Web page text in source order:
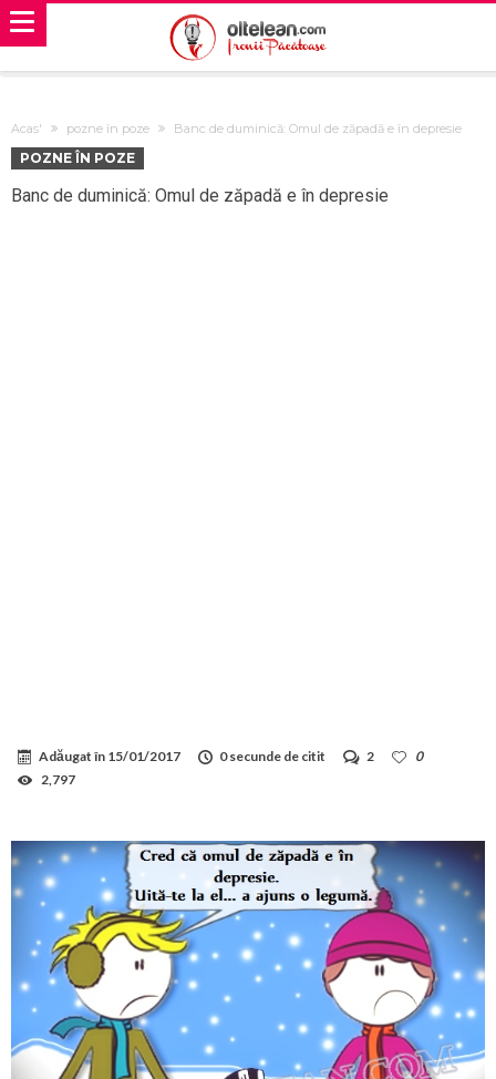
Acas' pozne în poze Banc de duminică: Omul de zăpadă e în depresie
POZNE ÎN POZE
Banc de duminică: Omul de zăpadă e în depresie
Adăugat în 15/01/2017 0 secunde de citit 2
0
2,797